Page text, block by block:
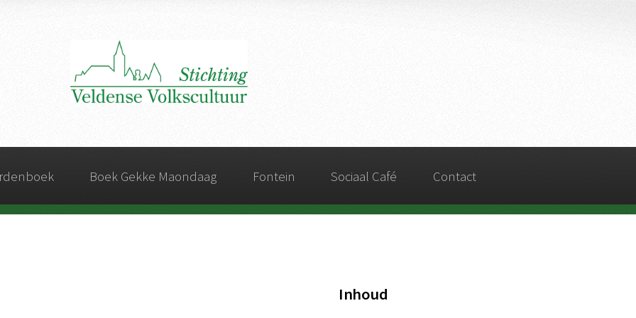
Boek Gekke Maondaag Fontein Sociaal Café Contact
Inhoud